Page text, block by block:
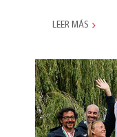
LEER MÁS